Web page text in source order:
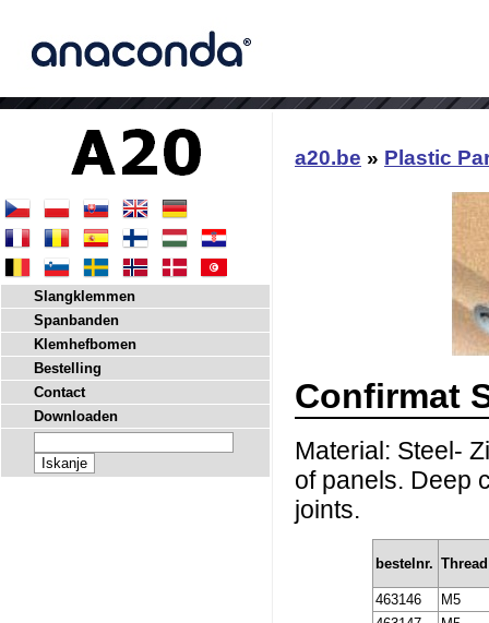
a20.be » Plastic
Confirmat
Material: Steel-
of panels. Deep
joints.
bestelnr. Thread
463146
M5
Slangklemmen
Spanbanden
Klemhefbomen
Bestelling
Contact
Downloaden